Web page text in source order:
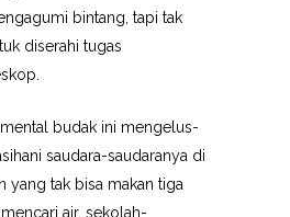
bintang, tapi tak
diserahi tugas
budak ini mengelus-
saudara-saudaranya di
yang tak bisa makan tiga
air, sekolah-